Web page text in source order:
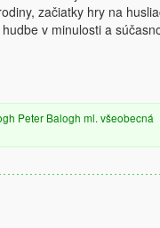
začiatky hry na
v minulosti a
Peter Balogh ml. všeobecná